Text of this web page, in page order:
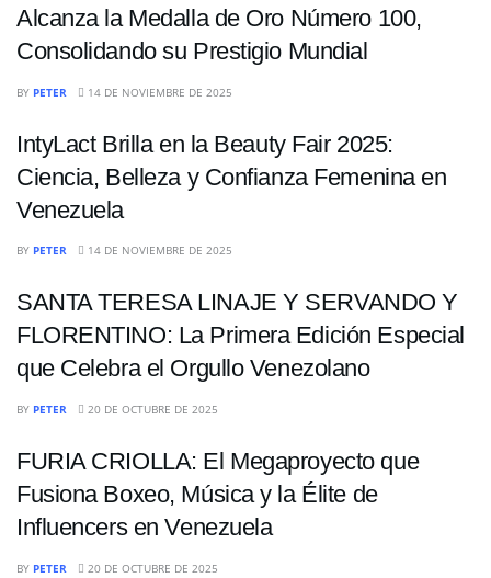
Alcanza la Medalla de Oro Número 100,
Consolidando su Prestigio Mundial
BY PETER 14 DE NOVIEMBRE DE 2025
IntyLact Brilla en la Beauty Fair 2025:
Ciencia, Belleza y Confianza Femenina en
Venezuela
BY PETER 14 DE NOVIEMBRE DE 2025
SANTA TERESA LINAJE Y SERVANDO Y
FLORENTINO: La Primera Edición Especial
que Celebra el Orgullo Venezolano
BY PETER 20 DE OCTUBRE DE 2025
FURIA CRIOLLA: El Megaproyecto que
Fusiona Boxeo, Música y la Élite de
Influencers en Venezuela
BY PETER 20 DE OCTUBRE DE 2025